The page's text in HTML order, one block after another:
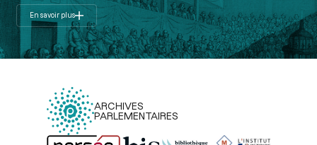
En savoir plus
ARCHIVES
PARLEMENTAIRES